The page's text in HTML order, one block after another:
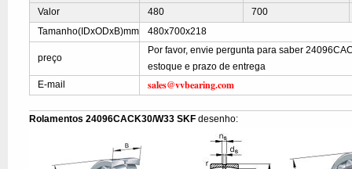
Valor
480
700
Tamanho(IDxODxB)mm
480x700x218
preço
Por favor, envie pergunta para saber
estoque e prazo de entrega
E-mail
sales@vvbearing.com
Rolamentos 24096CACK30/W33 SKF desenho: